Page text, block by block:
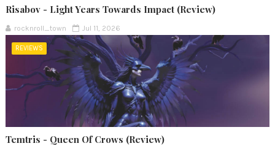
Risabov - Light Years Towards Impact (Review)
rocknroll_town Jul 11, 2026
REVIEWS
Temtris - Queen Of Crows (Review)